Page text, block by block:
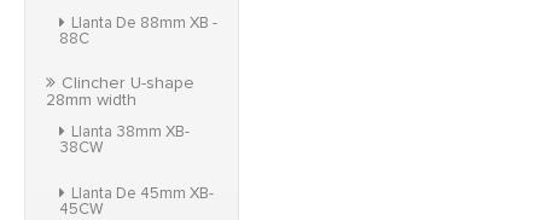
Llanta De 88mm XB -
88C
Clincher U-shape
28mm width
Llanta 38mm XB-
38CW
Llanta De 45mm XB-
45CW